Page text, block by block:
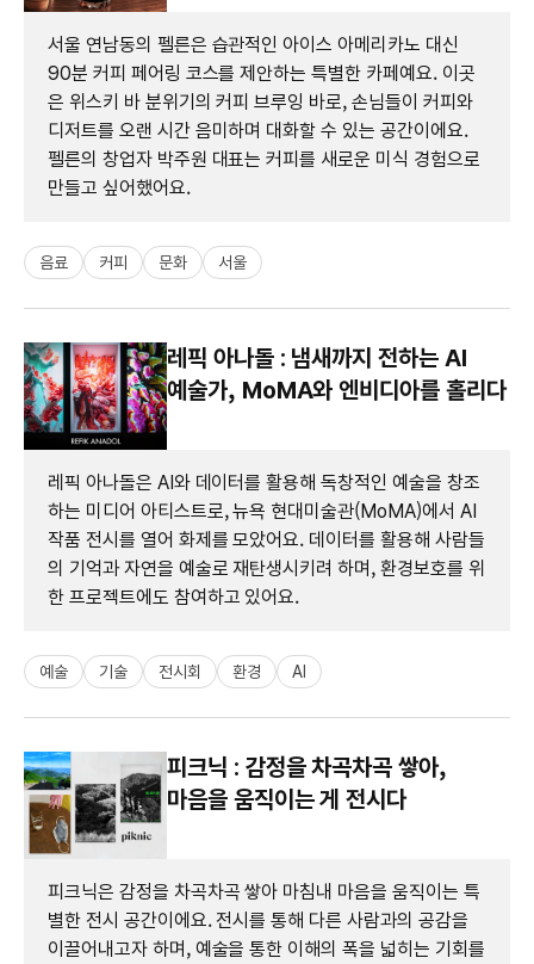
서울 연남동의 펠른은 습관적인 아이스 아메리카노 대신
90분 커피 페어링 코스를 제안하는 특별한 카페예요. 이곳
은 위스키 바 분위기의 커피 브루잉 바로, 손님들이 커피와
디저트를 오랜 시간 음미하며 대화할 수 있는 공간이에요.
펠른의 창업자 박주원 대표는 커피를 새로운 미식 경험으로
만들고 싶어했어요.
음료 커피 문화 서울
레픽 아나돌 : 냄새까지 전하는 AI
예술가, MoMA와 엔비디아를 홀리다
레픽 아나돌은 AI와 데이터를 활용해 독창적인 예술을 창조
하는 미디어 아티스트로, 뉴욕 현대미술관(MoMA)에서 AI
작품 전시를 열어 화제를 모았어요. 데이터를 활용해 사람들
의 기억과 자연을 예술로 재탄생시키려 하며, 환경보호를 위
한 프로젝트에도 참여하고 있어요.
예술 기술 전시회 환경 AI
피크닉 : 감정을 차곡차곡 쌓아,
마음을 움직이는 게 전시다
피크닉은 감정을 차곡차곡 쌓아 마침내 마음을 움직이는 특
별한 전시 공간이에요. 전시를 통해 다른 사람과의 공감을
이끌어내고자 하며, 예술을 통한 이해의 폭을 넓히는 기회를